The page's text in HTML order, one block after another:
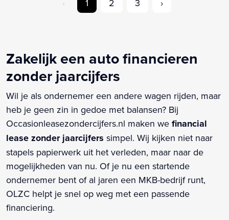
‹ 1 2 3 ›
Zakelijk een auto financieren
zonder jaarcijfers
Wil je als ondernemer een andere wagen rijden, maar
heb je geen zin in gedoe met balansen? Bij
Occasionleasezondercijfers.nl maken we financial
lease zonder jaarcijfers simpel. Wij kijken niet naar
stapels papierwerk uit het verleden, maar naar de
mogelijkheden van nu. Of je nu een startende
ondernemer bent of al jaren een MKB-bedrijf runt,
OLZC helpt je snel op weg met een passende
financiering.